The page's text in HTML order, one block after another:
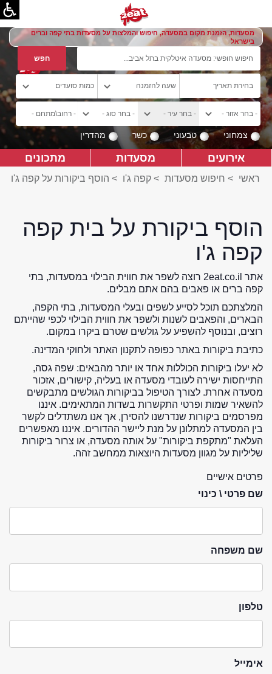
מסעדות, הזמנת מקום במסעדה, חיפוש והמלצות על מסעדות בתי קפה וברים
בישראל
צמחוני טבעוני כשר מהדרין
אירועים מסעדות מתכונים
ראשי > חיפוש מסעדות > קפה ג'ו > הוסף ביקורות על קפה ג'ו
הוסף ביקורת על בית קפה
קפה ג'ו
אתר 2eat.co.il רוצה לשפר את חווית הבילוי במסעדות, בתי
קפה ברים או פאבים בהם אתם מבלים.
המלצתכם תוכל לסייע לשפים ובעלי המסעדות, בתי הקפה,
הבארים, והפאבים לשנות ולשפר את חווית הבילוי לכפי שהייתם
רוצים, ובנוסף להשפיע על גולשים שטרם ביקרו במקום.
כתיבת ביקורות באתר כפופה לתקנון האתר ולחוקי המדינה.
לא יעלו ביקורות הכוללות אחד או יותר מהבאים: שפה גסה,
התייחסות ישירה לעובדי מסעדה או בעליה, קישורים, אזכור
מסעדה אחרת. לצורך הטיפול בביקורות הגולשים מתבקשים
להשאיר שמות ופרטי התקשרות בשדות המתאימים. איננו
מפרסמים ביקורות שנדרשנו להסירן, אך אנו משתדלים לקשר
בין המסעדה למתלונן על מנת ליישר ההדורים. איננו מאפשרים
העלאת "מתקפת ביקורות" על אותה מסעדה, או צרור ביקורות
שליליות על מגוון מסעדות היוצאות ממחשב זהה.
פרטים אישיים
שם פרטי \ כינוי
שם משפחה
טלפון
אימייל